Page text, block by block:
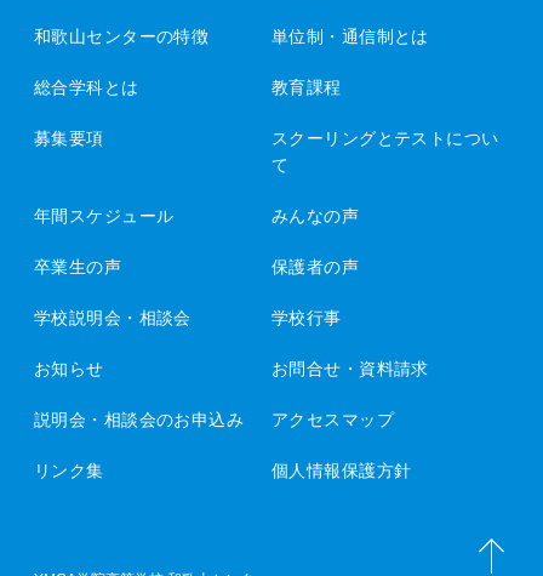
和歌山センターの特徴 単位制・通信制とは
総合学科とは 教育課程
募集要項
スクーリングとテストについ
て
年間スケジュール みんなの声
卒業生の声 保護者の声
学校説明会・相談会 学校行事
お知らせ お問合せ・資料請求
説明会・相談会のお申込み アクセスマップ
リンク集 個人情報保護方針